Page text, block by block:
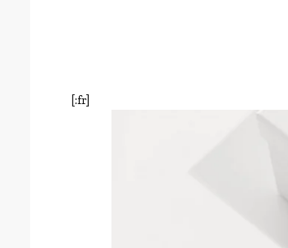
[:fr]